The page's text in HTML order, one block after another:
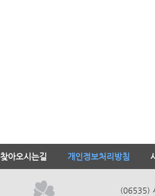
찾아오시는길 개인정보처리방침
(06535)